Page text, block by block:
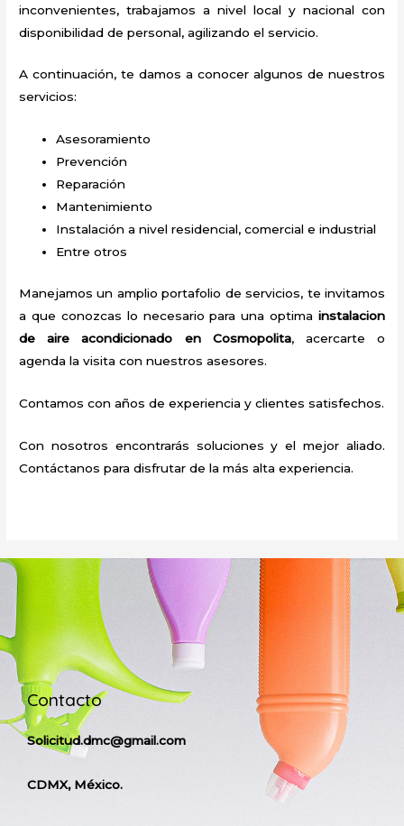
inconvenientes, trabajamos a nivel local y nacional con
disponibilidad de personal, agilizando el servicio.
A continuación, te damos a conocer algunos de nuestros
servicios:
Asesoramiento
Prevención
Reparación
Mantenimiento
Instalación a nivel residencial, comercial e industrial
Entre otros
Manejamos un amplio portafolio de servicios, te invitamos
a que conozcas lo necesario para una optima instalacion
de aire acondicionado en Cosmopolita, acercarte o
agenda la visita con nuestros asesores.
Contamos con años de experiencia y clientes satisfechos.
Con nosotros encontrarás soluciones y el mejor aliado.
Contáctanos para disfrutar de la más alta experiencia.
Contacto
Solicitud.dmc@gmail.com
CDMX, México.